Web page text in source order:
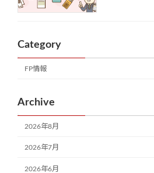
Category
FP情報
Archive
2026年8月
2026年7月
2026年6月